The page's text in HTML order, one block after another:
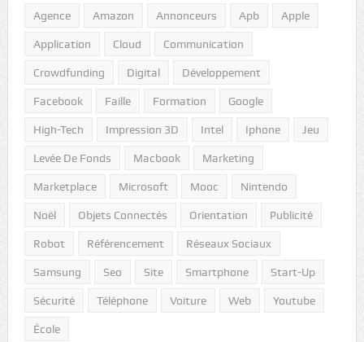
Agence Amazon Annonceurs Apb Apple
Application Cloud Communication
Crowdfunding Digital Développement
Facebook Faille Formation Google
High-Tech Impression 3D Intel Iphone Jeu
Levée De Fonds Macbook Marketing
Marketplace Microsoft Mooc Nintendo
Noël Objets Connectés Orientation Publicité
Robot Référencement Réseaux Sociaux
Samsung Seo Site Smartphone Start-Up
Sécurité Téléphone Voiture Web Youtube
École